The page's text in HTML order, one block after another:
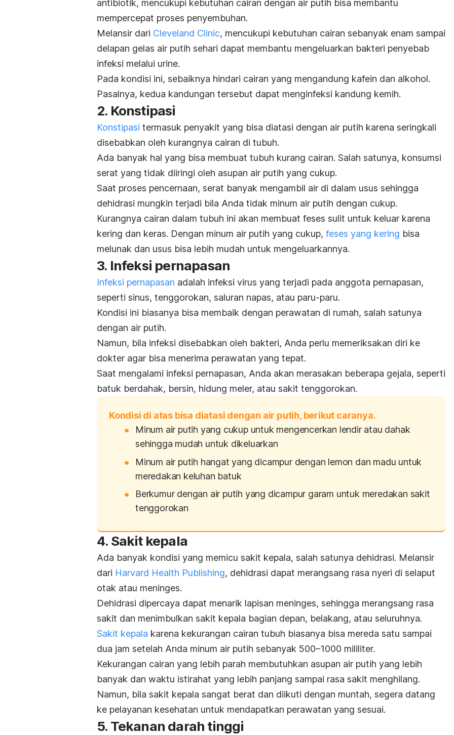
antibiotik, mencukupi kebutuhan cairan dengan air putih bisa membantu
mempercepat proses penyembuhan.
Melansir dari Cleveland Clinic, mencukupi kebutuhan cairan sebanyak enam sampai
delapan gelas air putih sehari dapat membantu mengeluarkan bakteri penyebab
infeksi melalui urine.
Pada kondisi ini, sebaiknya hindari cairan yang mengandung kafein dan alkohol.
Pasalnya, kedua kandungan tersebut dapat menginfeksi kandung kemih.
2. Konstipasi
Konstipasi termasuk penyakit yang bisa diatasi dengan air putih karena seringkali
disebabkan oleh kurangnya cairan di tubuh.
Ada banyak hal yang bisa membuat tubuh kurang cairan. Salah satunya, konsumsi
serat yang tidak diiringi oleh asupan air putih yang cukup.
Saat proses pencernaan, serat banyak mengambil air di dalam usus sehingga
dehidrasi mungkin terjadi bila Anda tidak minum air putih dengan cukup.
Kurangnya cairan dalam tubuh ini akan membuat feses sulit untuk keluar karena
kering dan keras. Dengan minum air putih yang cukup, feses yang kering bisa
melunak dan usus bisa lebih mudah untuk mengeluarkannya.
3. Infeksi pernapasan
Infeksi pernapasan adalah infeksi virus yang terjadi pada anggota pernapasan,
seperti sinus, tenggorokan, saluran napas, atau paru-paru.
Kondisi ini biasanya bisa membaik dengan perawatan di rumah, salah satunya
dengan air putih.
Namun, bila infeksi disebabkan oleh bakteri, Anda perlu memeriksakan diri ke
dokter agar bisa menerima perawatan yang tepat.
Saat mengalami infeksi pernapasan, Anda akan merasakan beberapa gejala, seperti
batuk berdahak, bersin, hidung meler, atau sakit tenggorokan.
Kondisi di atas bisa diatasi dengan air putih, berikut caranya.
Minum air putih yang cukup untuk mengencerkan lendir atau dahak
sehingga mudah untuk dikeluarkan
Minum air putih hangat yang dicampur dengan lemon dan madu untuk
meredakan keluhan batuk
Berkumur dengan air putih yang dicampur garam untuk meredakan sakit
tenggorokan
4. Sakit kepala
Ada banyak kondisi yang memicu sakit kepala, salah satunya dehidrasi. Melansir
dari Harvard Health Publishing, dehidrasi dapat merangsang rasa nyeri di selaput
otak atau meninges.
Dehidrasi dipercaya dapat menarik lapisan meninges, sehingga merangsang rasa
sakit dan menimbulkan sakit kepala bagian depan, belakang, atau seluruhnya.
Sakit kepala karena kekurangan cairan tubuh biasanya bisa mereda satu sampai
dua jam setelah Anda minum air putih sebanyak 500–1000 mililiter.
Kekurangan cairan yang lebih parah membutuhkan asupan air putih yang lebih
banyak dan waktu istirahat yang lebih panjang sampai rasa sakit menghilang.
Namun, bila sakit kepala sangat berat dan diikuti dengan muntah, segera datang
ke pelayanan kesehatan untuk mendapatkan perawatan yang sesuai.
5. Tekanan darah tinggi